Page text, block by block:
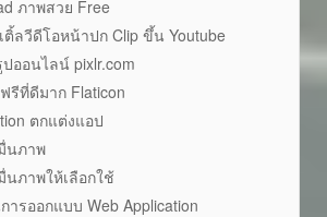
ภาพสวย Free
ติ้ลวีดีโอหน้าปก Clip ขึ้น Youtube
ออนไลน์ pixlr.com
รีที่ดีมาก Flaticon
ตกแต่งแอป
นภาพ
ภาพให้เลือกใช้
ารออกแบบ Web Application